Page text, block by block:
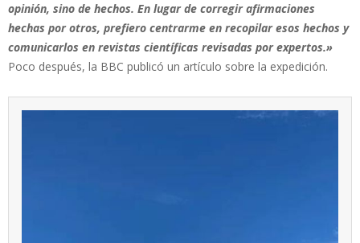
opinión, sino de hechos. En lugar de corregir afirmaciones
hechas por otros, prefiero centrarme en recopilar esos hechos y
comunicarlos en revistas científicas revisadas por expertos.»
Poco después, la BBC publicó un artículo sobre la expedición.